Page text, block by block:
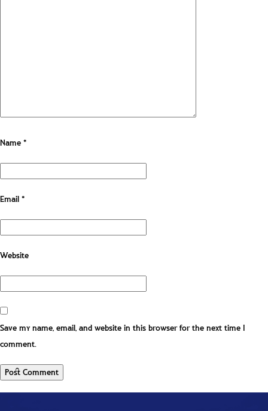
Name*
Email*
Website
Save my name, email, and website in this browser for the next time I
comment.